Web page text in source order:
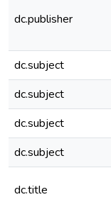
dc.publisher
dc.subject
dc.subject
dc.subject
dc.subject
dc.title